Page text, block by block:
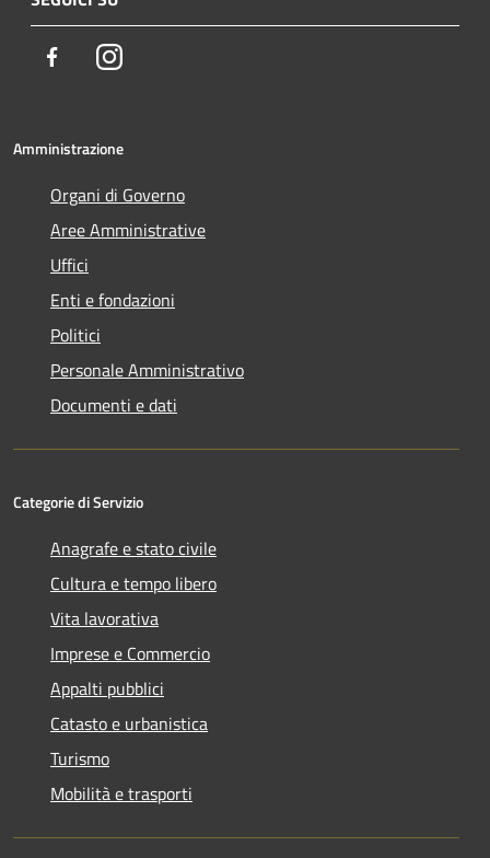
FacebookInstagram
Amministrazione
Organi di Governo
Aree Amministrative
Uffici
Enti e fondazioni
Politici
Personale Amministrativo
Documenti e dati
Categorie di Servizio
Anagrafe e stato civile
Cultura e tempo libero
Vita lavorativa
Imprese e Commercio
Appalti pubblici
Catasto e urbanistica
Turismo
Mobilità e trasporti